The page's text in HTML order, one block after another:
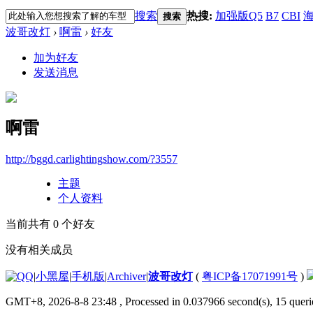
搜索 搜索 热搜: 加强版Q5 B7 CBI
波哥改灯 › 啊雷 › 好友
加为好友
发送消息
啊雷
http://bggd.carlightingshow.com/?3557
主题
个人资料
当前共有 0 个好友
没有相关成员
|小黑屋|手机版|Archiver|波哥改灯( 粤ICP备17071991号 )
GMT+8, 2026-8-8 23:48 , Processed in 0.037966 second(s), 15